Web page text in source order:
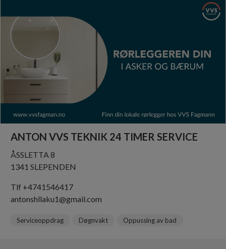
ANTON VVS TEKNIK 24 TIMER SERVICE
ÅSSLETTA 8
1341 SLEPENDEN
Tlf +4741546417
antonshllaku1@gmail.com
Oppussing av bad
Døgnvakt
Serviceoppdrag